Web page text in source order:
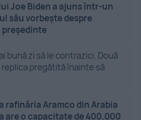
Joe Biden a ajuns într-un
său vorbește despre
bună zi să le contrazici. Două
pregătită înainte să
rafinăria Aramco din Arabia
are o capacitate de 400.000